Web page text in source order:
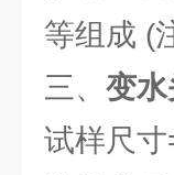
等组成 (
三、 变
试样尺